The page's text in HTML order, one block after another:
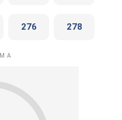
276 278